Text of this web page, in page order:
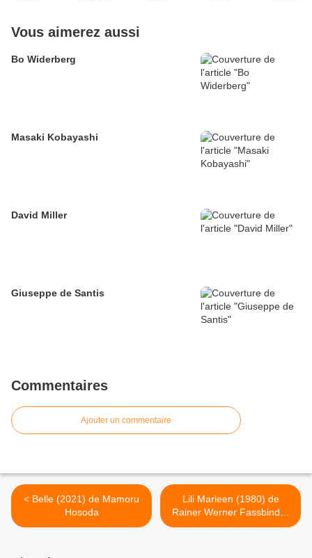
Vous aimerez aussi
Bo Widerberg
Masaki Kobayashi
David Miller
Giuseppe de Santis
Commentaires
Ajouter un commentaire
< Belle (2021) de Mamoru
Hosoda
Lili Marleen (1980) de
Rainer Werner Fassbinder
>